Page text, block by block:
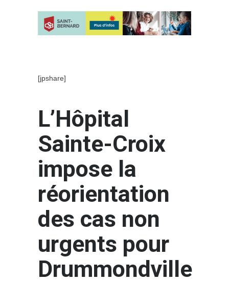
[jpshare]
L’Hôpital
Sainte-Croix
impose la
réorientation
des cas non
urgents pour
Drummondville